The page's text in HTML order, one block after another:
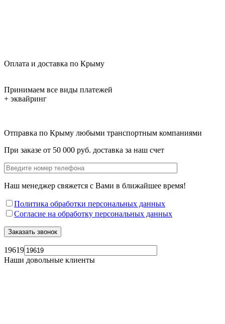
Оплата и доставка по Крыму
Принимаем все виды платежей
+ эквайринг
Отправка по Крыму любыми транспортным компаниями
При заказе от 50 000 руб. доставка за наш счет
Наш менеджер свяжется с Вами в ближайшее время!
Политика обработки персональных данных
Согласие на обработку персональных данных
19619
Наши довольные клиенты